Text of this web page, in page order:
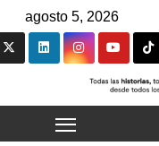
agosto 5, 2026